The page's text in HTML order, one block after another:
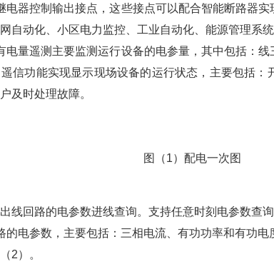
电器控制输出接点，这些接点可以配合智能断路器
自动化、小区电力监控、工业自动化、能源管理系统
电量遥测主要监测运行设备的电参量，其中包括：
信功能实现显示现场设备的运行状态，主要包括
及时处理故障。
图（1）配电一次图
线回路的电参数进线查询。支持任意时刻电参数查
的电参数，主要包括：三相电流、有功功率和有功
2）。